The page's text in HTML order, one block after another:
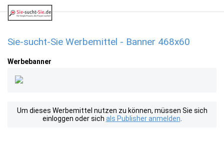
Sie-sucht-Sie Werbemittel - Banner 468x60
Werbebanner
Um dieses Werbemittel nutzen zu können, müssen Sie sich
einloggen oder sich als Publisher anmelden